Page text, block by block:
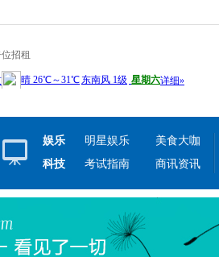
招租
娱乐 明星娱乐
美食大咖
科技
考试指南 商讯资讯